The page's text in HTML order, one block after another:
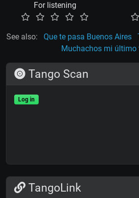
For listening
See also: Que te pasa Buenos Aires
Muchachos mi último
Tango Scan
Log in
TangoLink